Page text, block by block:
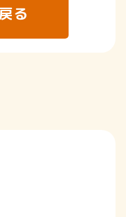
る